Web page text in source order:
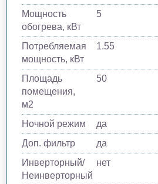
Мощность
обогрева, кВт
5
Потребляемая
мощность, кВт
1.55
Площадь
помещения,
м2
50
Ночной режим
да
Доп. фильтр
да
Инверторный/
Неинверторный
нет